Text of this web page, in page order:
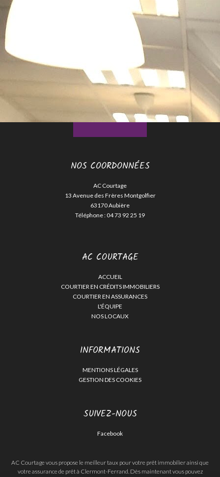
NOS COORDONNÉES
AC Courtage
13 Avenue des Frères Montgolfier
63170 Aubière
Téléphone :04 73 92 25 19
AC COURTAGE
ACCUEIL
COURTIER EN CRÉDITS IMMOBILIERS
COURTIER EN ASSURANCES
L'ÉQUIPE
NOS LOCAUX
INFORMATIONS
MENTIONS LÉGALES
GESTION DES COOKIES
SUIVEZ-NOUS
Facebook
AC Courtage vous propose le meilleur taux pour votre prêt immobilier ainsi que
votre assurance de prêt à Clermont-Ferrand. Dès maintenant vous pouvez